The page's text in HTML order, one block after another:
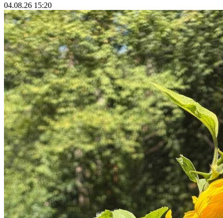
04.08.26 15:20